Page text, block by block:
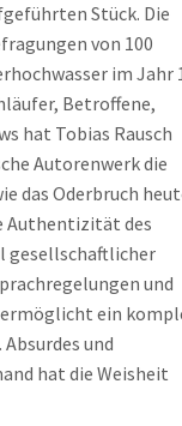
Stück. Die
von 100
im Jahr
Betroffene,
hat Tobias Rausch
Autorenwerk die
das Oderbruch
Authentizität des
gesellschaftlicher
und
ein
und
hat die Weisheit